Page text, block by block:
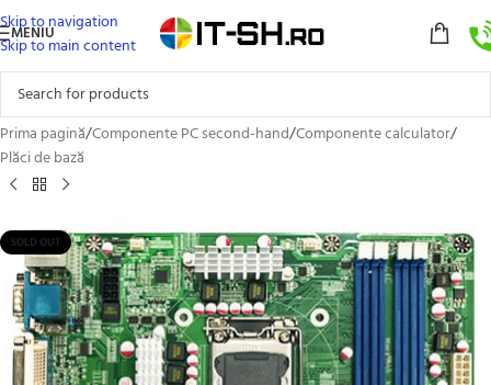
Skip to navigation
Skip to main content
MENIU
Prima pagină/Componente PC second-hand/Componente calculator/
Plăci de bază
SOLD OUT